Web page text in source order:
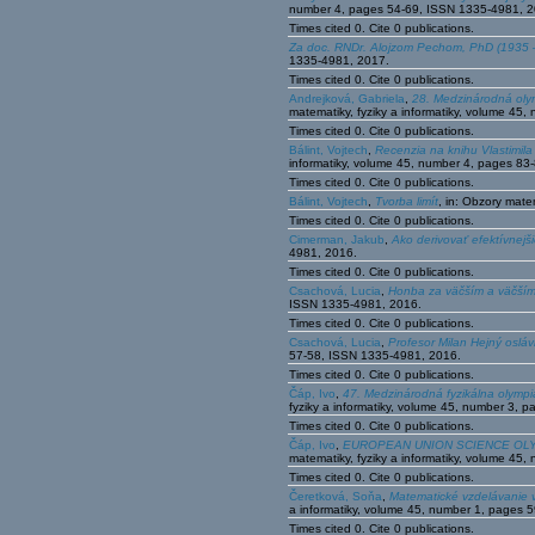
number 4, pages 54-69, ISSN 1335-4981,
Times cited 0. Cite 0 publications.
Za doc. RNDr. Alojzom Pechom, PhD (1935
1335-4981, 2017.
Times cited 0. Cite 0 publications.
Andrejková, Gabriela
28. Medzinárodná
matematiky, fyziky a informatiky, volume
Times cited 0. Cite 0 publications.
Bálint, Vojtech
Recenzia na knihu
informatiky, volume 45, number 4, pages
Times cited 0. Cite 0 publications.
Bálint, Vojtech
Tvorba limít , in: Obzory
Times cited 0. Cite 0 publications.
Cimerman, Jakub
Ako derivovať
4981, 2016.
Times cited 0. Cite 0 publications.
Csachová, Lucia
Honba za väčším a
ISSN 1335-4981, 2016.
Times cited 0. Cite 0 publications.
Csachová, Lucia
Profesor Milan Hejný
57-58, ISSN 1335-4981, 2016.
Times cited 0. Cite 0 publications.
Čáp, Ivo
47. Medzinárodná fyzikálna
fyziky a informatiky, volume 45, number 3,
Times cited 0. Cite 0 publications.
Čáp, Ivo
EUROPEAN UNION SCIENCE
matematiky, fyziky a informatiky, volume
Times cited 0. Cite 0 publications.
Čeretková, Soňa
Matematické vzdelávanie
a informatiky, volume 45, number 1, pages
Times cited 0. Cite 0 publications.